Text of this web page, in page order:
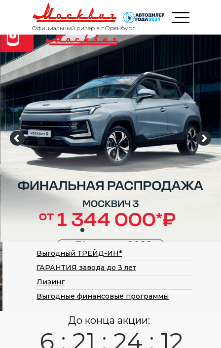
Заказать звонок
ТрансТехСервис
Официальный дилер в г.Оренбург
Официальный дилер в г.Оренбург
Выгодный ТРЕЙД-ИН*
ГАРАНТИЯ завода до 3 лет
Лизинг
Выгодные финансовые программы
06 : 21 : 24 : 12
До конца акции: